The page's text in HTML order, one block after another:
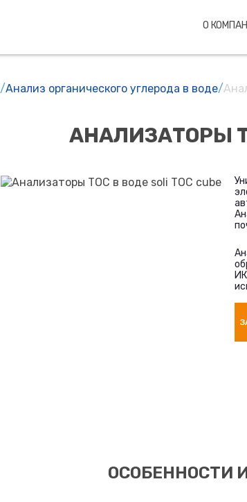
О
/Анализ органического углерода в воде/
АНАЛИЗАТОРЫ
ОСОБЕННОСТИ